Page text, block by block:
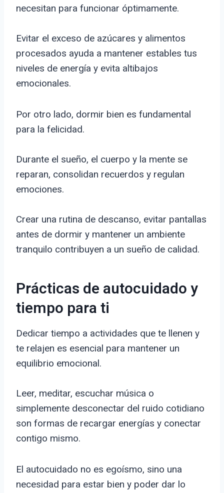
necesitan para funcionar óptimamente.
Evitar el exceso de azúcares y alimentos
procesados ayuda a mantener estables tus
niveles de energía y evita altibajos
emocionales.
Por otro lado, dormir bien es fundamental
para la felicidad.
Durante el sueño, el cuerpo y la mente se
reparan, consolidan recuerdos y regulan
emociones.
Crear una rutina de descanso, evitar pantallas
antes de dormir y mantener un ambiente
tranquilo contribuyen a un sueño de calidad.
Prácticas de autocuidado y
tiempo para ti
Dedicar tiempo a actividades que te llenen y
te relajen es esencial para mantener un
equilibrio emocional.
Leer, meditar, escuchar música o
simplemente desconectar del ruido cotidiano
son formas de recargar energías y conectar
contigo mismo.
El autocuidado no es egoísmo, sino una
necesidad para estar bien y poder dar lo